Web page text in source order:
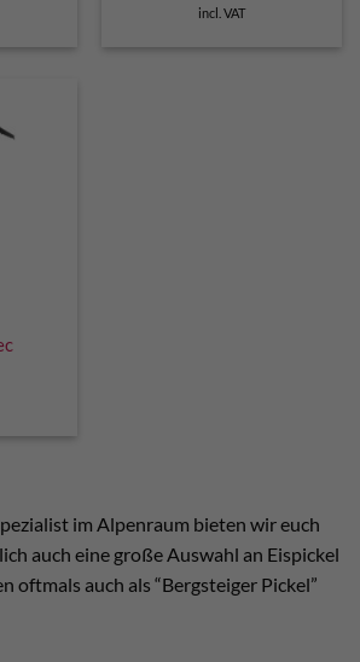
was:
incl. VAT
im Alpenraum bieten wir euch
auch eine große Auswahl an Eispickel
oftmals auch als “Bergsteiger Pickel”